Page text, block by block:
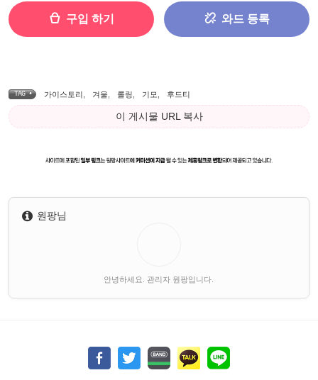
구입 하기 와드 등록
TAG • 가이스토리 겨울 롤링 기모 후드티
이 게시물 URL 복사
원팡님
안녕하세요. 관리자 원팡입니다.